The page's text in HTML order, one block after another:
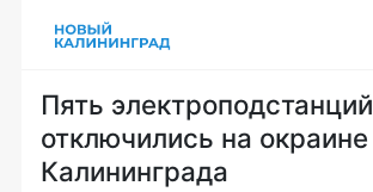
Пять электроподстанций
отключились на окраине
Калининграда